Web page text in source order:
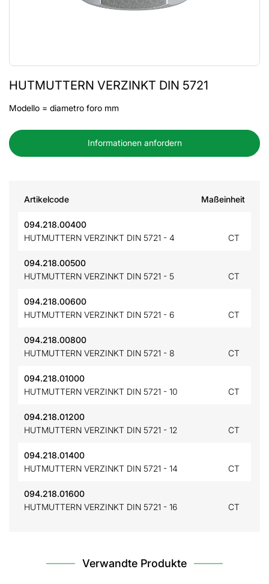
HUTMUTTERN VERZINKT DIN 5721
Modello = diametro foro mm
Informationen anfordern
Artikelcode Maßeinheit
094.218.00400
HUTMUTTERN VERZINKT DIN 5721 - 4
CT
094.218.00500
HUTMUTTERN VERZINKT DIN 5721 - 5
CT
094.218.00600
HUTMUTTERN VERZINKT DIN 5721 - 6
CT
094.218.00800
HUTMUTTERN VERZINKT DIN 5721 - 8
CT
094.218.01000
HUTMUTTERN VERZINKT DIN 5721 - 10
CT
094.218.01200
HUTMUTTERN VERZINKT DIN 5721 - 12
CT
094.218.01400
HUTMUTTERN VERZINKT DIN 5721 - 14
CT
094.218.01600
HUTMUTTERN VERZINKT DIN 5721 - 16
CT
Verwandte Produkte